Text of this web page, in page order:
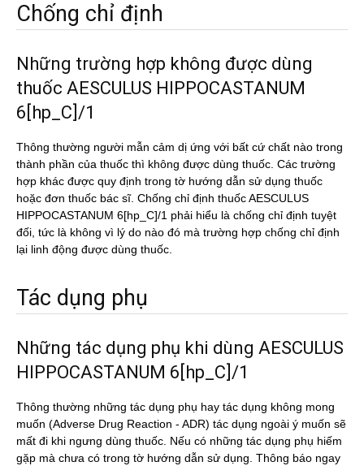
Chống chỉ định
Những trường hợp không được dùng
thuốc AESCULUS HIPPOCASTANUM
6[hp_C]/1
Thông thường người mẫn cảm dị ứng với bất cứ chất nào trong
thành phần của thuốc thì không được dùng thuốc. Các trường
hợp khác được quy định trong tờ hướng dẫn sử dụng thuốc
hoặc đơn thuốc bác sĩ. Chống chỉ định thuốc AESCULUS
HIPPOCASTANUM 6[hp_C]/1 phải hiểu là chống chỉ định tuyệt
đối, tức là không vì lý do nào đó mà trường hợp chống chỉ định
lại linh động được dùng thuốc.
Tác dụng phụ
Những tác dụng phụ khi dùng AESCULUS
HIPPOCASTANUM 6[hp_C]/1
Thông thường những tác dụng phụ hay tác dụng không mong
muốn (Adverse Drug Reaction - ADR) tác dụng ngoài ý muốn sẽ
mất đi khi ngưng dùng thuốc. Nếu có những tác dụng phụ hiếm
gặp mà chưa có trong tờ hướng dẫn sử dụng. Thông báo ngay